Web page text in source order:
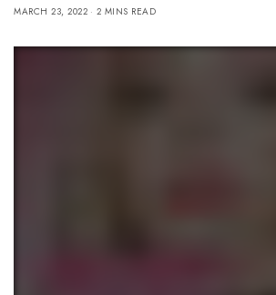
MARCH 23, 2022 2 MINS READ